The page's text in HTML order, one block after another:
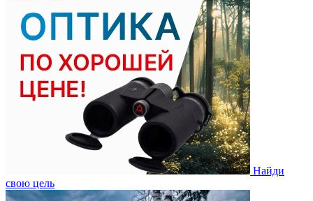
Найди
свою цель